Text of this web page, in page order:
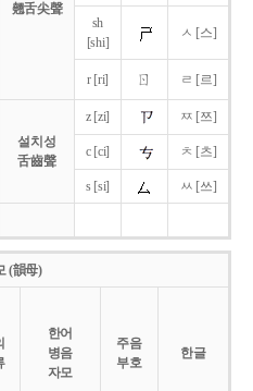
翹舌尖聲
sh
[shi]
ㅅ [스]
r [ri] ㄖ ㄹ [르]
설치성
舌齒聲
z [zi] ㅉ [쯔]
c [ci] ㅊ [츠]
s [si] ㅆ [쓰]
(韻母)
한어
병음
자모
주음
부호
한글